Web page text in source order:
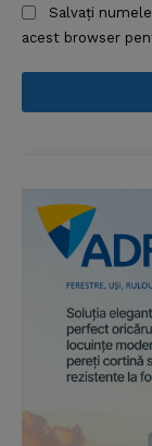
Salvați
acest browser